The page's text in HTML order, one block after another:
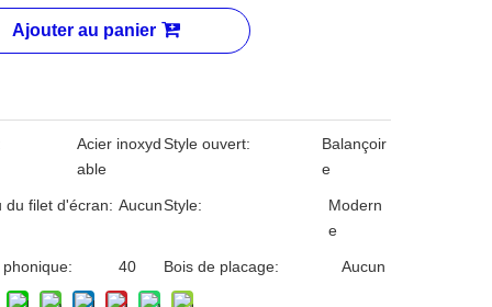
Ajouter au panier
Acier inoxyd
able
Style ouvert:
Balançoir
e
du filet d'écran: AucunStyle:
Modern
e
40 Bois de placage: Aucun